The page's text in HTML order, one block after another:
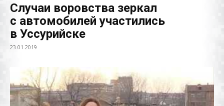
Случаи воровства зеркал
с автомобилей участились
в Уссурийске
23.01.2019